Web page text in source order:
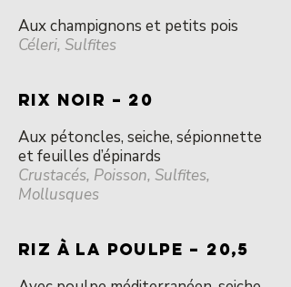
Aux champignons et petits pois
Céleri, Sulfites
RIX NOIR – 20
Aux pétoncles, seiche, sépionnette
et feuilles d’épinards
Crustacés, Poisson, Sulfites,
Mollusques
RIZ à la POULPE – 20,5